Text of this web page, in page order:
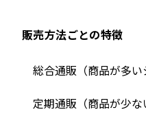
販売方法ごとの特徴
総合通販（商品が多い
定期通販（商品が少な